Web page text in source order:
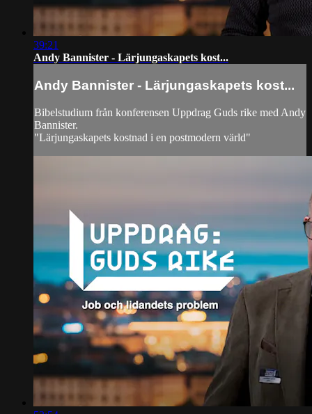
39:21
Andy Bannister - Lärjungaskapets kost...
Andy Bannister - Lärjungaskapets kost...
Bibelstudium från konferensen Uppdrag Guds rike med Andy
Bannister.
"Lärjungaskapets kostnad i en postmodern värld"